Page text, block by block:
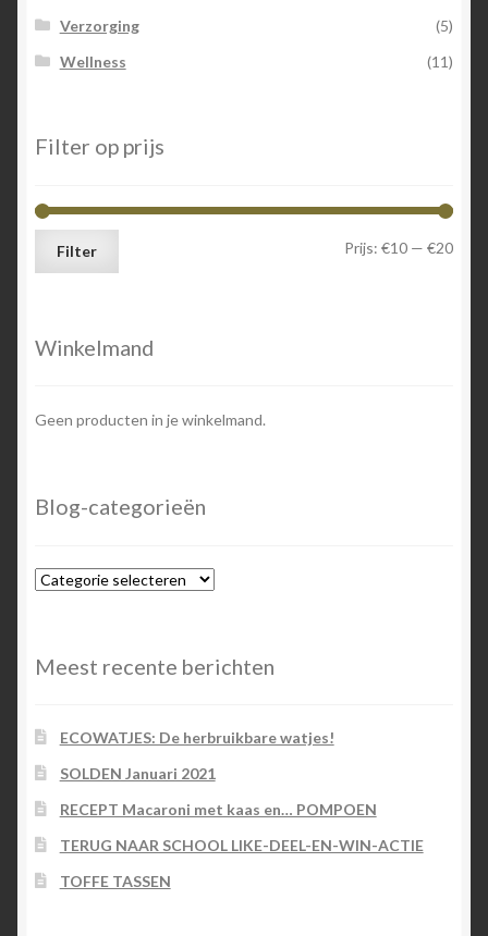
Verzorging
(5)
Wellness
(11)
Filter op prijs
Min.
Max.
Filter Prijs: €10 — €20
Winkelmand
Geen producten in je winkelmand.
Blog-categorieën
Blog-
Meest recente berichten
ECOWATJES: De herbruikbare watjes!
SOLDEN Januari 2021
RECEPT Macaroni met kaas en… POMPOEN
TERUG NAAR SCHOOL LIKE-DEEL-EN-WIN-ACTIE
TOFFE TASSEN